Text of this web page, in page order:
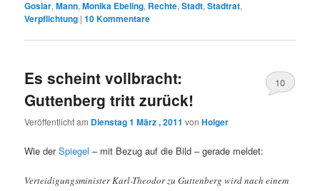
Goslar,Mann,Monika Ebeling, Rechte,Stadt,Stadtrat,
Verpflichtung |10Kommentare
Es scheint vollbracht:
Guttenberg tritt zurück!
Veröffentlicht am Dienstag 1 März , 2011 vonHolger
10
Wie derSpiegel – mit Bezug auf die Bild – gerade meldet:
Verteidigungsminister Karl-Theodor zu Guttenberg wird nach einem